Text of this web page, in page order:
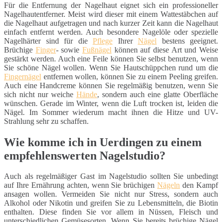
Für die Entfernung der Nagelhaut eignet sich ein professioneller
Nagelhautentferner. Meist wird dieser mit einem Wattestäbchen auf
die Nagelhaut aufgetragen und nach kurzer Zeit kann die Nagelhaut
einfach entfernt werden. Auch besondere Nagelöle oder spezielle
Nagelhärter sind für die Pflege Ihrer Nägel bestens geeignet.
Brüchige Finger- sowieFußnägel können auf diese Art und Weise
gestärkt werden. Auch eine Feile können Sie selbst benutzen, wenn
Sie schöne Nägel wollen. Wenn Sie Hautschüppchen rund um die
Fingernägel entfernen wollen, können Sie zu einem Peeling greifen.
Auch eine Handcreme können Sie regelmäßig benutzen, wenn Sie
sich nicht nur weiche Hände, sondern auch eine glatte Oberfläche
wünschen. Gerade im Winter, wenn die Luft trocken ist, leiden die
Nägel. Im Sommer wiederum macht ihnen die Hitze und UV-
Strahlung sehr zu schaffen.
Wie komme ich in Uerdingen zu einem
empfehlenswerten Nagelstudio?
Auch als regelmäßiger Gast im Nagelstudio sollten Sie unbedingt
auf Ihre Ernährung achten, wenn Sie brüchigenNägeln den Kampf
ansagen wollen. Vermeiden Sie nicht nur Stress, sondern auch
Alkohol oder Nikotin und greifen Sie zu Lebensmitteln, die Biotin
enthalten. Diese finden Sie vor allem in Nüssen, Fleisch und